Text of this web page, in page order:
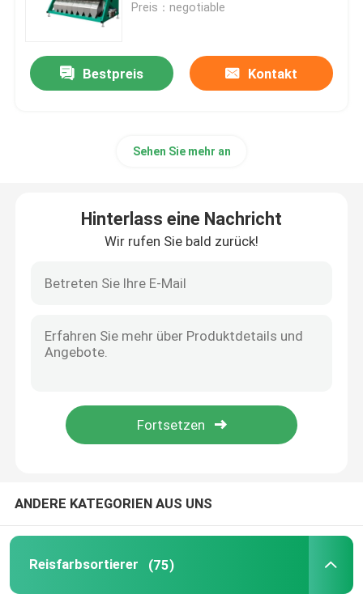
Produkte
Preis：negotiable
Bestpreis Kontakt
Sehen Sie mehr an
Hinterlass eine Nachricht
Wir rufen Sie bald zurück!
ANDERE KATEGORIEN AUS UNS
Reisfarbsortierer (75)